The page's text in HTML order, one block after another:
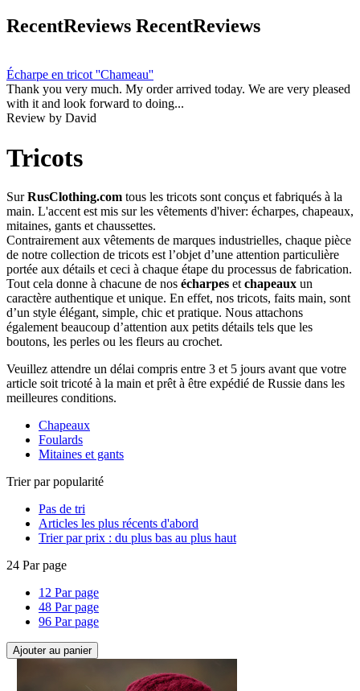
RecentReviews RecentReviews
Écharpe en tricot ''Chameau''
Thank you very much. My order arrived today. We are very pleased
with it and look forward to doing...
Review by David
Tricots
SurRusClothing.com tous les tricots sont conçus et fabriqués à la
main. L'accent est mis sur les vêtements d'hiver: écharpes, chapeaux,
mitaines, gants et chaussettes.
Contrairement aux vêtements de marques industrielles, chaque pièce
de notre collection de tricots est l’objet d’une attention particulière
portée aux détails et ceci à chaque étape du processus de fabrication.
Tout cela donne à chacune de nos écharpes et chapeaux un
caractère authentique et unique. En effet, nos tricots, faits main, sont
d’un style élégant, simple, chic et pratique. Nous attachons
également beaucoup d’attention aux petits détails tels que les
boutons, les perles ou les fleurs au crochet.
Veuillez attendre un délai compris entre 3 et 5 jours avant que votre
article soit tricoté à la main et prêt à être expédié de Russie dans les
meilleures conditions.
Chapeaux
Foulards
Mitaines et gants
Trier par popularité
Pas de tri
Articles les plus récents d'abord
Trier par prix : du plus bas au plus haut
24 Par page
12 Par page
48 Par page
96 Par page
Ajouter au panier